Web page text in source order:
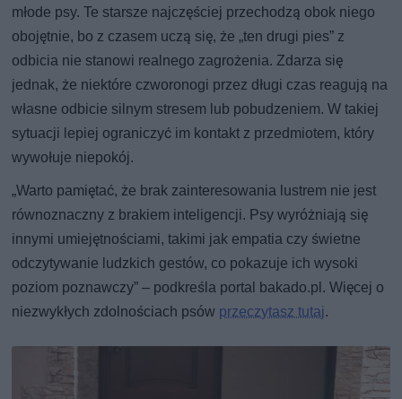
młode psy. Te starsze najczęściej przechodzą obok niego
obojętnie, bo z czasem uczą się, że „ten drugi pies” z
odbicia nie stanowi realnego zagrożenia. Zdarza się
jednak, że niektóre czworonogi przez długi czas reagują na
własne odbicie silnym stresem lub pobudzeniem. W takiej
sytuacji lepiej ograniczyć im kontakt z przedmiotem, który
wywołuje niepokój.
„Warto pamiętać, że brak zainteresowania lustrem nie jest
równoznaczny z brakiem inteligencji. Psy wyróżniają się
innymi umiejętnościami, takimi jak empatia czy świetne
odczytywanie ludzkich gestów, co pokazuje ich wysoki
poziom poznawczy” – podkreśla portal bakado.pl. Więcej o
niezwykłych zdolnościach psów przeczytasz tutaj.